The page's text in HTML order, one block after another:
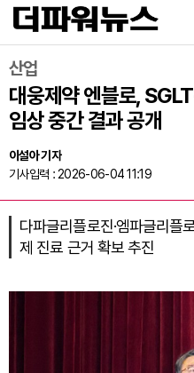
산업
대웅제약 엔블로,
임상 중간 결과 공개
이설아 기자
기사입력 : 2026-06-04 11:19
다파글리플로진·엠파글리
제 진료 근거 확보 추진